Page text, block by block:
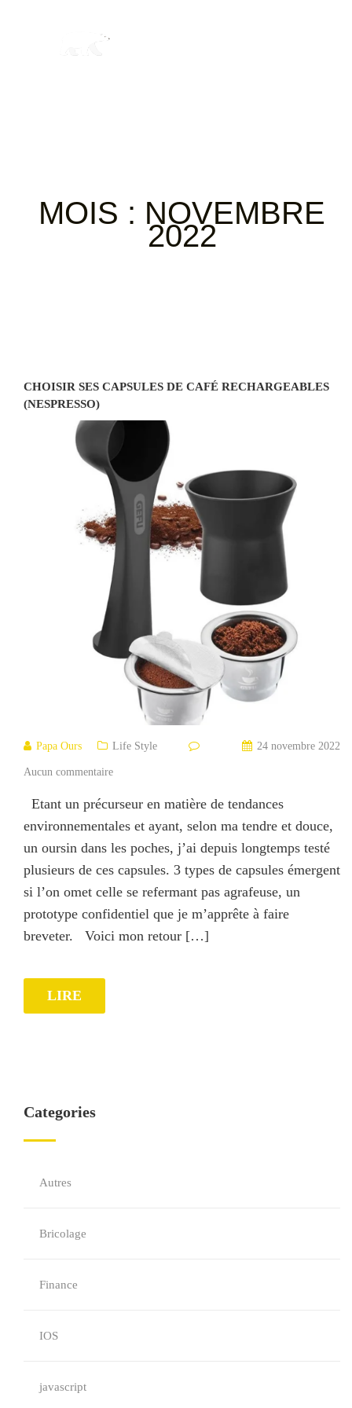
MOIS : NOVEMBRE
2022
CHOISIR SES CAPSULES DE CAFÉ RECHARGEABLES
(NESPRESSO)
Papa Ours 24 novembre 2022
Life Style
Aucun commentaire
Etant un précurseur en matière de tendances
environnementales et ayant, selon ma tendre et douce,
un oursin dans les poches, j’ai depuis longtemps testé
plusieurs de ces capsules. 3 types de capsules émergent
si l’on omet celle se refermant pas agrafeuse, un
prototype confidentiel que je m’apprête à faire
breveter. Voici mon retour […]
LIRE
Categories
Autres
Bricolage
Finance
IOS
javascript